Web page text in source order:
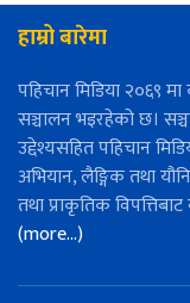
हाम्रो बारेमा
पहिचान मिडिया २०६९ मा
सञ्चालन भइरहेको छ।
उद्देश्यसहित पहिचान
अभियान, लैङ्गिक तथा
तथा प्राकृतिक
(more…)